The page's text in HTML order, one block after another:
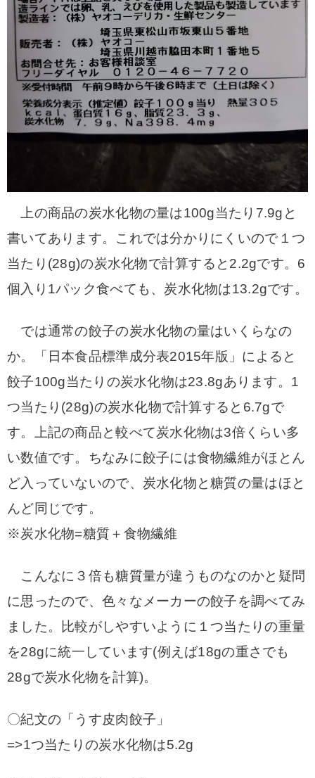
上の商品の炭水化物の量は100g当たり7.9gと
書いてあります。これでは分かりにくいので１つ
当たり(28g)の炭水化物で計算すると2.2gです。6
個入り1パック食べても、炭水化物は13.2gです。
では通常の餃子の炭水化物の量はいくらなの
か。「日本食品標準成分表2015年版」によると
餃子100g当たりの炭水化物は23.8gあります。1
つ当たり(28g)の炭水化物で計算すると6.7gで
す。上記の商品と較べて炭水化物は3倍くらい多
い数値です。ちなみに餃子には食物繊維がほとん
ど入っていないので、炭水化物と糖質の量はほと
んど同じです。
※炭水化物=糖質＋食物繊維
こんなに３倍も糖質量が違うものなのかと疑問
に思ったので、色々なメーカーの餃子を調べてみ
ました。比較がしやすいように１つ当たりの重量
を28gに統一しています(例えば18gの重さでも
28gで炭水化物を計算)。
〇紀文の「うす皮肉餃子」
=>1つ当たりの炭水化物は5.2g